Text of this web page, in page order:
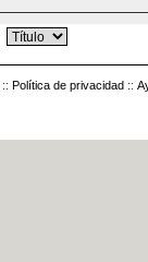
:: Política de privacidad ::